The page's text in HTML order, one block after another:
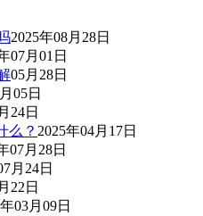
2025年08月28日
07月01日
05月28日
05日
24日
么？ 2025年04月17日
07月28日
月24日
22日
03月09日